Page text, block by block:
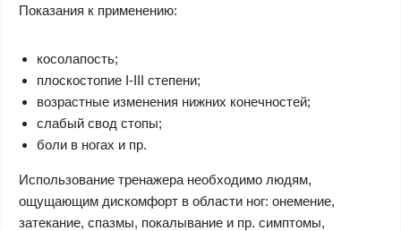
Показания к применению:
косолапость;
плоскостопие I-III степени;
возрастные изменения нижних конечностей;
слабый свод стопы;
боли в ногах и пр.
Использование тренажера необходимо людям,
ощущающим дискомфорт в области ног: онемение,
затекание, спазмы, покалывание и пр. симптомы,